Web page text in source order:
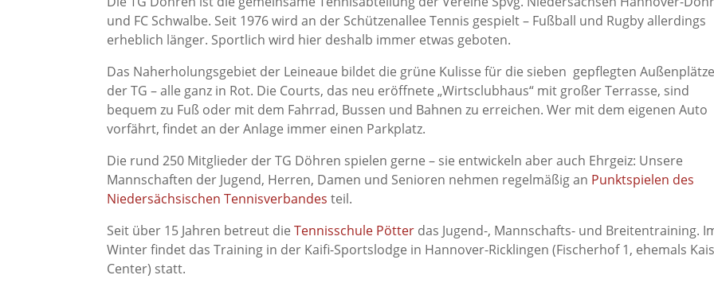
und FC Schwalbe. Seit 1976 wird an der Schützenallee Tennis gespielt – Fußball und Rugby allerdings
erheblich länger. Sportlich wird hier deshalb immer etwas geboten.
Das Naherholungsgebiet der Leineaue bildet die grüne Kulisse für die sieben gepflegten Außenplätze
der TG – alle ganz in Rot. Die Courts, das neu eröffnete „Wirtsclubhaus“ mit großer Terrasse, sind
bequem zu Fuß oder mit dem Fahrrad, Bussen und Bahnen zu erreichen. Wer mit dem eigenen Auto
vorfährt, findet an der Anlage immer einen Parkplatz.
Die rund 250 Mitglieder der TG Döhren spielen gerne – sie entwickeln aber auch Ehrgeiz: Unsere
Mannschaften der Jugend, Herren, Damen und Senioren nehmen regelmäßig an Punktspielen des
Niedersächsischen Tennisverbandes teil.
Seit über 15 Jahren betreut dieTennisschule Pötter das Jugend-, Mannschafts- und Breitentraining.
Winter findet das Training in der Kaifi-Sportslodge in Hannover-Ricklingen (Fischerhof 1, ehemals
Center) statt.